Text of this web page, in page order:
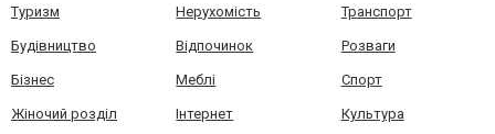
Туризм Нерухомість Транспорт
Будівництво Відпочинок Розваги
Бізнес Меблі Спорт
Жіночий розділ Інтернет Культура